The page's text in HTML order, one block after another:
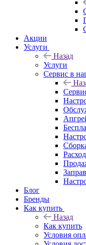
Акции
Услуги
Назад
Услуги
Сервис в
Блог
Бренды
Как купить
Назад
Как купить
Условия